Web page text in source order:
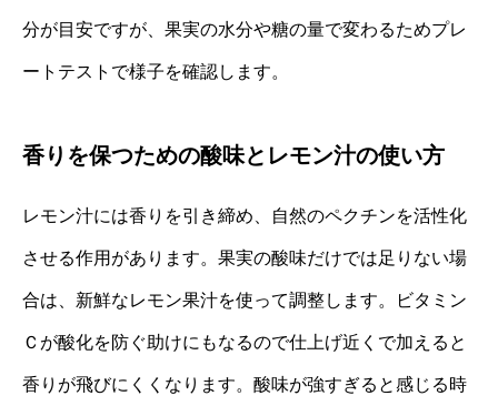
分が目安ですが、果実の水分や糖の量で変わるためプレ
ートテストで様子を確認します。
香りを保つための酸味とレモン汁の使い方
レモン汁には香りを引き締め、自然のペクチンを活性化
させる作用があります。果実の酸味だけでは足りない場
合は、新鮮なレモン果汁を使って調整します。ビタミン
Ｃが酸化を防ぐ助けにもなるので仕上げ近くで加えると
香りが飛びにくくなります。酸味が強すぎると感じる時